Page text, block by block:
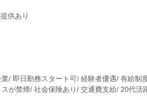
供あり
/ 即日勤務スタート可/ 経験者優遇/ 有給制
が禁煙/ 社会保険あり/ 交通費支給/ 20代活